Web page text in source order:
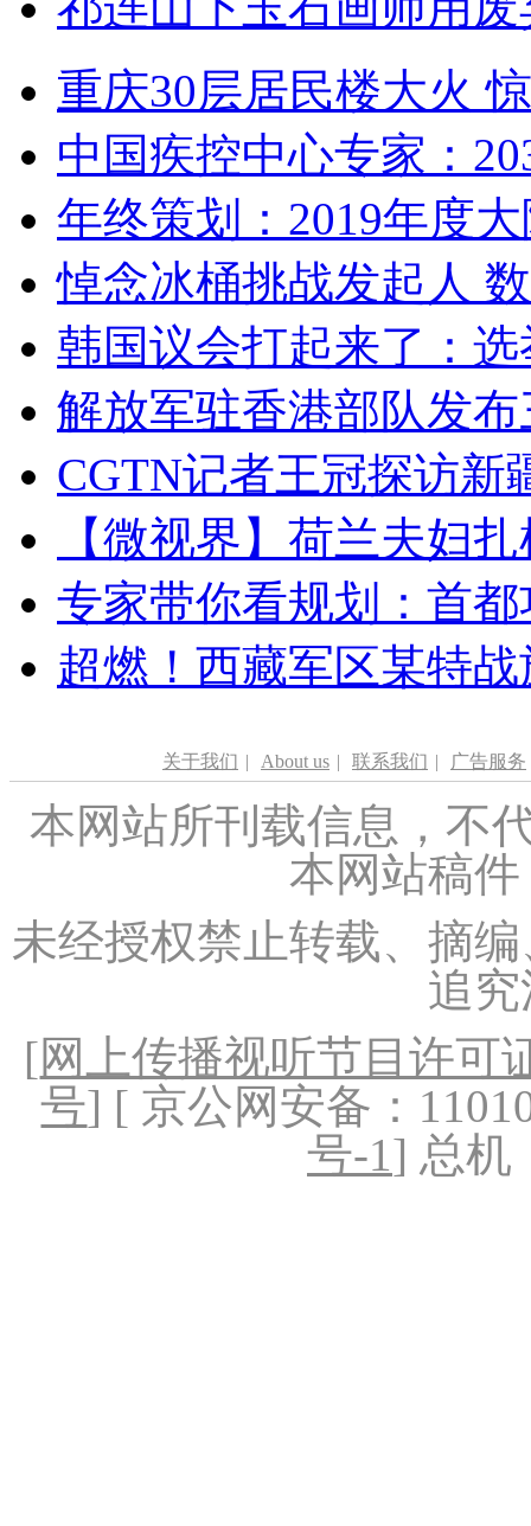
重庆30层居民楼大火
中国疾控中心专家：
年终策划：2019年度
悼念冰桶挑战发起人
韩国议会打起来了：
解放军驻香港部队发
CGTN记者王冠探访新
【微视界】荷兰夫妇
专家带你看规划：首
超燃！西藏军区某特
关于我们 | About us | 联系我们 | 广告服务
本网站所刊载信息，不
本网站稿
未经授权禁止转载、摘
追
[网上传播视听节目许可
号] [ 京公网安备：
号-1] 总机